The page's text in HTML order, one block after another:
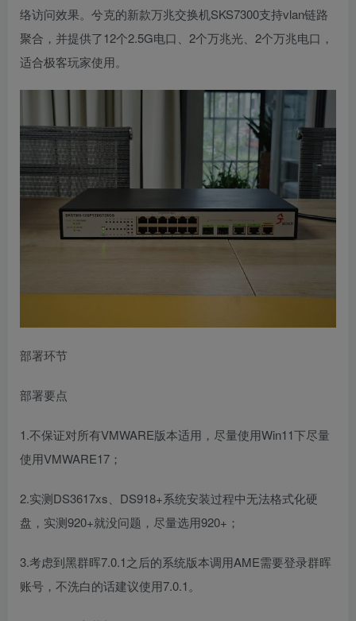
络访问效果。兮克的新款万兆交换机SKS7300支持vlan链路
聚合，并提供了12个2.5G电口、2个万兆光、2个万兆电口，
适合极客玩家使用。
部署环节
部署要点
1.不保证对所有VMWARE版本适用，尽量使用Win11下尽量
使用VMWARE17；
2.实测DS3617xs、DS918+系统安装过程中无法格式化硬
盘，实测920+就没问题，尽量选用920+；
3.考虑到黑群晖7.0.1之后的系统版本调用AME需要登录群晖
账号，不洗白的话建议使用7.0.1。